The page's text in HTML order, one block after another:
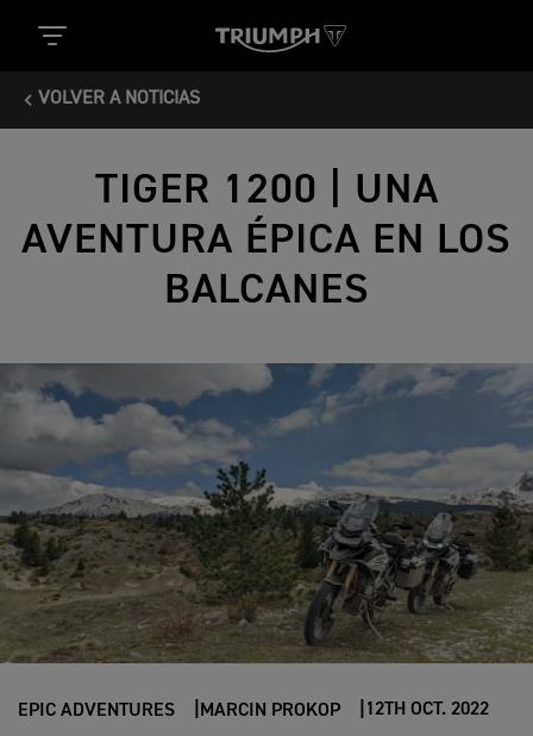
VOLVER A NOTICIAS
TIGER 1200 | UNA
AVENTURA ÉPICA EN LOS
BALCANES
EPIC ADVENTURES MARCIN PROKOP 12TH OCT. 2022